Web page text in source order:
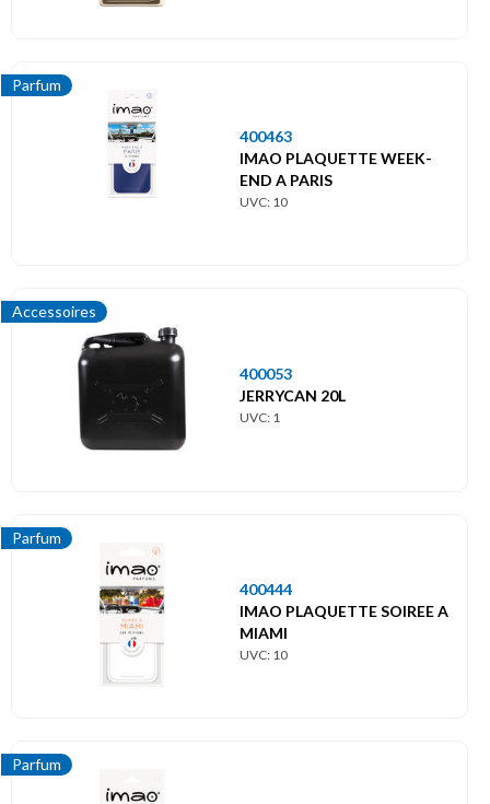
Parfum
400463
IMAO PLAQUETTE WEEK-
END A PARIS
UVC: 10
Accessoires
400053
JERRYCAN 20L
UVC: 1
Parfum
400444
IMAO PLAQUETTE SOIREE A
MIAMI
UVC: 10
Parfum